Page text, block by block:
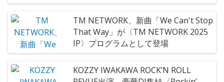
TM NETWORK、新曲「We Can't Stop
That Way」が〈TM NETWORK 2025
IP〉プログラムとして登場
KOZZY IWAKAWA ROCK’N ROLL